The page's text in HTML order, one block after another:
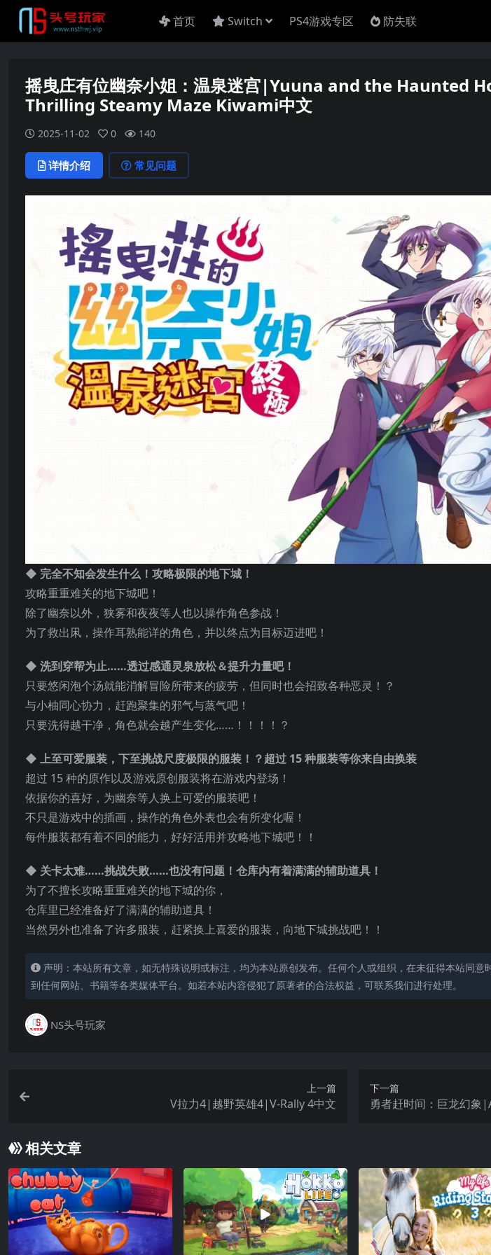
首页 Switch PS4游戏专区 防失联
摇曳庄有位幽奈小姐：温泉迷宫|Yuuna and the Haunted
Thrilling Steamy Maze Kiwami中文
2025-11-02 0 140
详情介绍 常见问题
◆ 完全不知会发生什么！攻略极限的地下城！
攻略重重难关的地下城吧！
除了幽奈以外，狭雾和夜夜等人也以操作角色参战！
为了救出凩，操作耳熟能详的角色，并以终点为目标迈进吧！
◆ 洗到穿帮为止……透过感通灵泉放松＆提升力量吧！
只要悠闲泡个汤就能消解冒险所带来的疲劳，但同时也会招致各种恶灵！？
与小柚同心协力，赶跑聚集的邪气与蒸气吧！
只要洗得越干净，角色就会越产生变化……！！！！？
◆ 上至可爱服装，下至挑战尺度极限的服装！？超过 15 种服装等你来自由换装
超过 15 种的原作以及游戏原创服装将在游戏内登场！
依据你的喜好，为幽奈等人换上可爱的服装吧！
不只是游戏中的插画，操作的角色外表也会有所变化喔！
每件服装都有着不同的能力，好好活用并攻略地下城吧！！
◆ 关卡太难……挑战失败……也没有问题！仓库内有着满满的辅助道具！
为了不擅长攻略重重难关的地下城的你，
仓库里已经准备好了满满的辅助道具！
当然另外也准备了许多服装，赶紧换上喜爱的服装，向地下城挑战吧！！
声明：本站所有文章，如无特殊说明或标注，均为本站原创发布。任何个人或组织，在未征得本站同意
到任何网站、书籍等各类媒体平台。如若本站内容侵犯了原著者的合法权益，可联系我们进行处理。
NS头号玩家
上一篇
V拉力4|越野英雄4|V-Rally 4中文
下一篇
勇者赶时间：巨龙幻象
相关文章